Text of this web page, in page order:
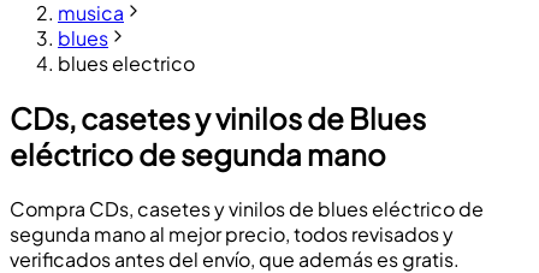
musica
blues
blues electrico
CDs, casetes y vinilos de Blues
eléctrico de segunda mano
Compra CDs, casetes y vinilos de blues eléctrico de
segunda mano al mejor precio, todos revisados y
verificados antes del envío, que además es gratis.